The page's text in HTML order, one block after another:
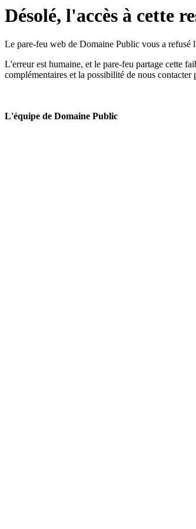
Désolé, l'accès à cette
Le pare-feu web de Domaine Public vous a refusé
L'erreur est humaine, et le pare-feu partage cette
complémentaires et la possibilité de nous
L'équipe de Domaine Public